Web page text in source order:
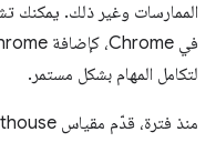
الممارسات وغير ذلك. يمكنك
في Chrome، كإضافة Chrome أو حتى
لتكامل المهام بشكل مستمر.